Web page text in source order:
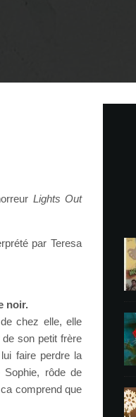
Lights Out
par Teresa
noir.
chez elle, elle
son petit frère
faire perdre la
Sophie, rôde de
comprend que